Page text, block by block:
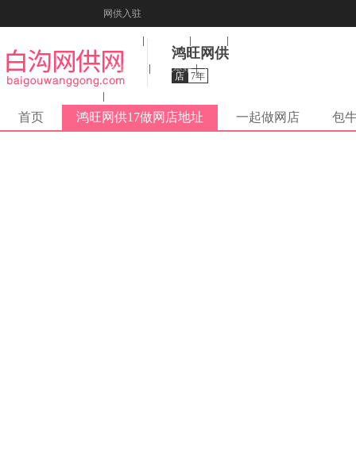
网供入驻
活动报名 收藏本站 下载到桌面
鸿旺网供
店 7年
首页 鸿旺网供17做网店地址 一起做网店 包